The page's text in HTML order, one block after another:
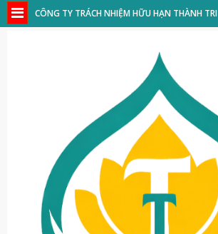
CÔNG TY TRÁCH NHIỆM HỮU HẠN THÀNH TRI